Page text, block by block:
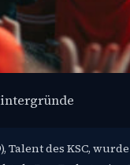
Talent des KSC,